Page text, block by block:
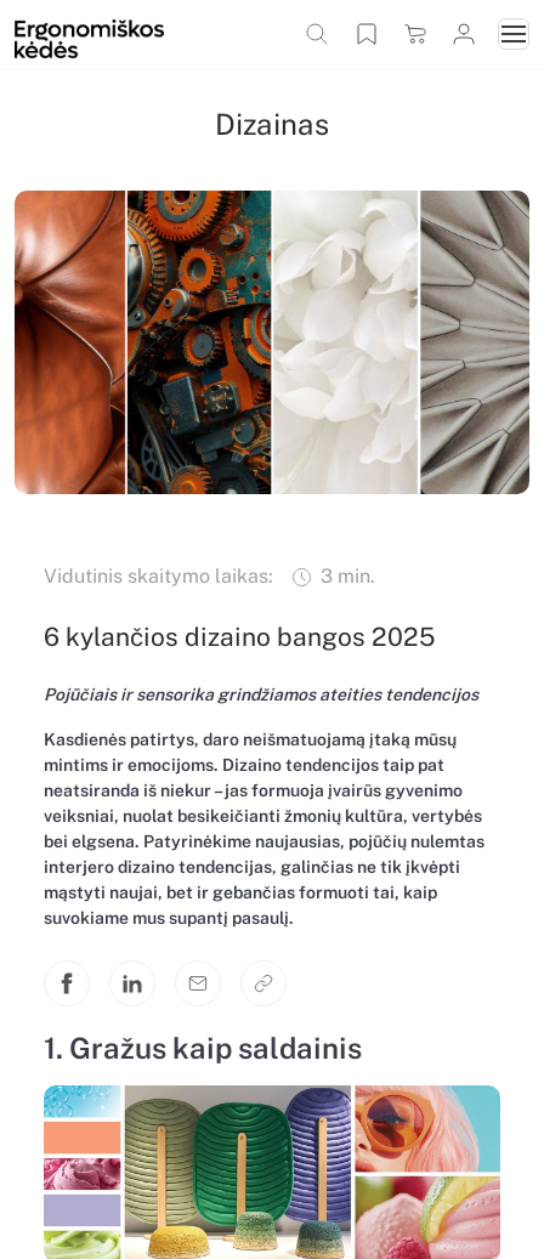
Dizainas
Vidutinis skaitymo laikas: 3 min.
6 kylančios dizaino bangos 2025
Pojūčiais ir sensorika grindžiamos ateities tendencijos
Kasdienės patirtys, daro neišmatuojamą įtaką mūsų
mintims ir emocijoms. Dizaino tendencijos taip pat
neatsiranda iš niekur – jas formuoja įvairūs gyvenimo
veiksniai, nuolat besikeičianti žmonių kultūra, vertybės
bei elgsena. Patyrinėkime naujausias, pojūčių nulemtas
interjero dizaino tendencijas, galinčias ne tik įkvėpti
mąstyti naujai, bet ir gebančias formuoti tai, kaip
suvokiame mus supantį pasaulį.
1. Gražus kaip saldainis